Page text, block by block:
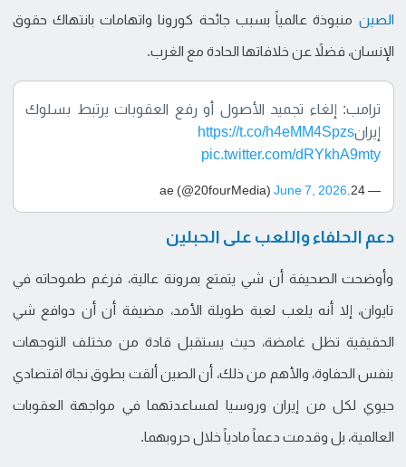
الصين منبوذة عالمياً بسبب جائحة كورونا واتهامات بانتهاك حقوق
الإنسان، فضلاً عن خلافاتها الحادة مع الغرب.
ترامب: إلغاء تجميد الأصول أو رفع العقوبات يرتبط بسلوك
إيرانhttps://t.co/h4eMM4Spzs
pic.twitter.com/dRYkhA9mty
— 24.ae (@20fourMedia)
June 7, 2026
دعم الحلفاء واللعب على الحبلين
وأوضحت الصحيفة أن شي يتمتع بمرونة عالية، فرغم طموحاته في
تايوان، إلا أنه يلعب لعبة طويلة الأمد، مضيفة أن أن دوافع شي
الحقيقية تظل غامضة، حيث يستقبل قادة من مختلف التوجهات
بنفس الحفاوة، والأهم من ذلك، أن الصين ألقت بطوق نجاة اقتصادي
حيوي لكل من إيران وروسيا لمساعدتهما في مواجهة العقوبات
العالمية، بل وقدمت دعماً مادياً خلال حروبهما.